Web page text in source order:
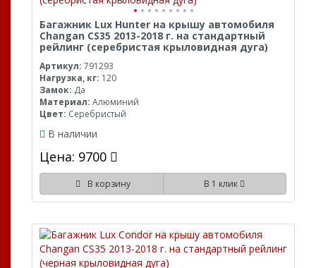
Багажник Lux Hunter на крышу автомобиля
Changan CS35 2013-2018 г. на стандартный
рейлинг (серебристая крыловидная дуга)
Артикул: 791293
Нагрузка, кг: 120
Замок: Да
Материал: Алюминий
Цвет: Серебристый
В наличии
Цена: 9700
В корзину В 1 клик